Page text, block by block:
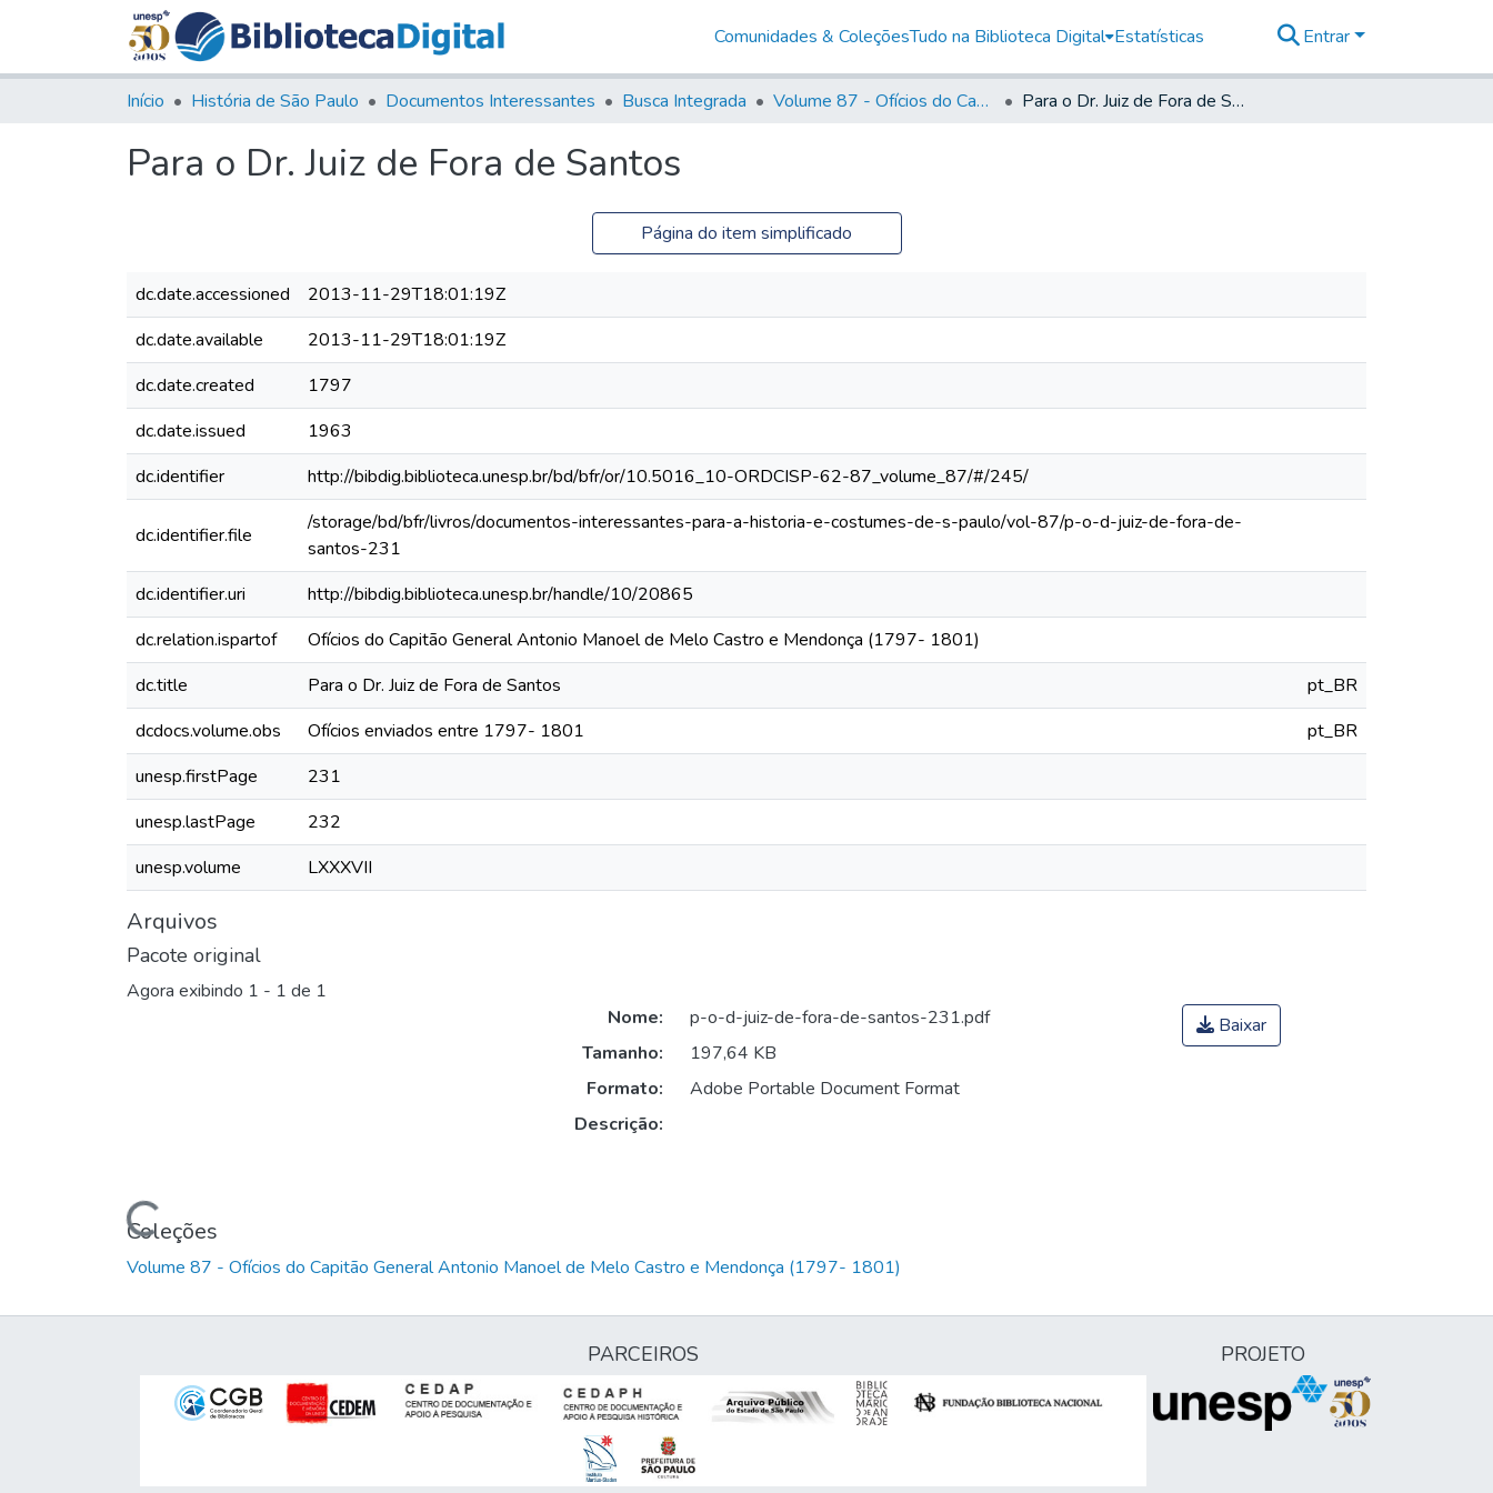
Comunidades & ColeçõesTudo na Biblioteca Digital Estatísticas Entrar
Início História de São Paulo Documentos Interessantes Busca Integrada Volume 87 - Ofícios do Capitão General Antonio Manoel de Melo Castro e Mendonça (1797- 1801) Para o Dr. Juiz de Fora de Santos
Para o Dr. Juiz de Fora de Santos
Página do item simplificado
dc.date.accessioned
2013-11-29T18:01:19Z
dc.date.available
2013-11-29T18:01:19Z
dc.date.created
1797
dc.date.issued
1963
dc.identifier
http://bibdig.biblioteca.unesp.br/bd/bfr/or/10.5016_10-ORDCISP-62-87_volume_87/#/245/
dc.identifier.file
/storage/bd/bfr/livros/documentos-interessantes-para-a-historia-e-costumes-de-s-paulo/vol-87/p-o-d-juiz-de-fora-de-
santos-231
dc.identifier.uri
http://bibdig.biblioteca.unesp.br/handle/10/20865
dc.relation.ispartof
Ofícios do Capitão General Antonio Manoel de Melo Castro e Mendonça (1797- 1801)
dc.title
Para o Dr. Juiz de Fora de Santos
pt_BR
dcdocs.volume.obs
Ofícios enviados entre 1797- 1801
pt_BR
unesp.firstPage
231
unesp.lastPage
232
unesp.volume
LXXXVII
Arquivos
Pacote original
Agora exibindo 1 - 1 de 1
Carregando...
Nome:
p-o-d-juiz-de-fora-de-santos-231.pdf
Tamanho:
197,64 KB
Formato:
Adobe Portable Document Format
Descrição:
Baixar
Coleções
Volume 87 - Ofícios do Capitão General Antonio Manoel de Melo Castro e Mendonça (1797- 1801)
PARCEIROS PROJETO